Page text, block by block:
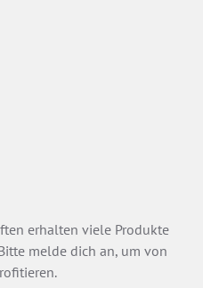
erhalten viele Produkte
melde dich an, um von